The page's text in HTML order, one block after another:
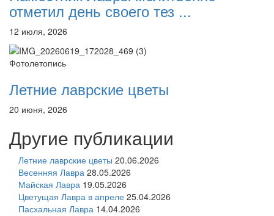
отметил день своего тез ...
12 июля, 2026
Фотолетопись
Летние лаврские цветы
20 июня, 2026
Другие публикации
Летние лаврские цветы 20.06.2026
Весенняя Лавра 28.05.2026
Майская Лавра 19.05.2026
Цветущая Лавра в апреле 25.04.2026
Пасхальная Лавра 14.04.2026